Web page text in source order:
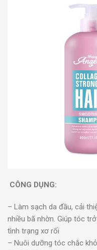
CÔNG DỤNG:
– Làm sạch da đầu, cải
nhiều bã nhờn. Giúp tóc
tình trạng xơ rối
– Nuôi dưỡng tóc chắc